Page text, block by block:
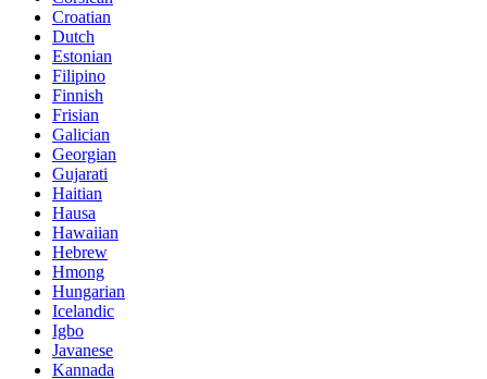
Croatian
Dutch
Estonian
Filipino
Finnish
Frisian
Galician
Georgian
Gujarati
Haitian
Hausa
Hawaiian
Hebrew
Hmong
Hungarian
Icelandic
Igbo
Javanese
Kannada